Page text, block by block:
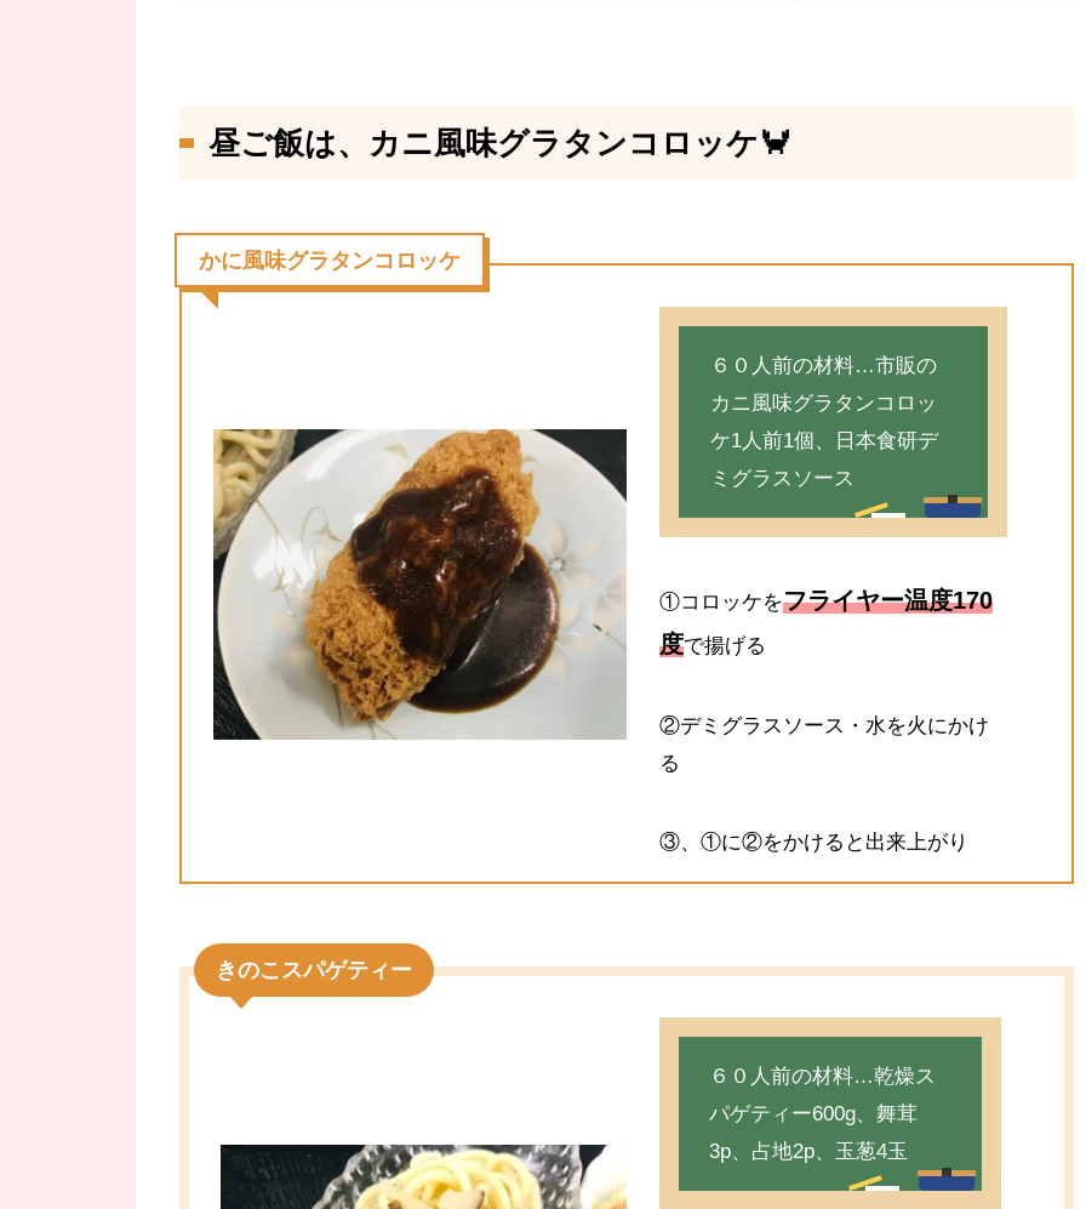
昼ご飯は、カニ風味グラタンコロッケ🦀
かに風味グラタンコロッケ
６０人前の材料…市販の
カニ風味グラタンコロッ
ケ1人前1個、日本食研デ
ミグラスソース
①コロッケをフライヤー温度170
度で揚げる
②デミグラスソース・水を火にかけ
る
③、①に②をかけると出来上がり
きのこスパゲティー
６０人前の材料…乾燥ス
パゲティー600g、舞茸
3p、占地2p、玉葱4玉